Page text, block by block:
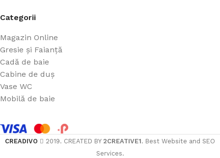
Categorii
Magazin Online
Gresie și Faianță
Cadă de baie
Cabine de duș
Vase WC
Mobilă de baie
CREADIVO 2019. CREATED BY 2CREATIVE1. Best Website and SEO
Services.